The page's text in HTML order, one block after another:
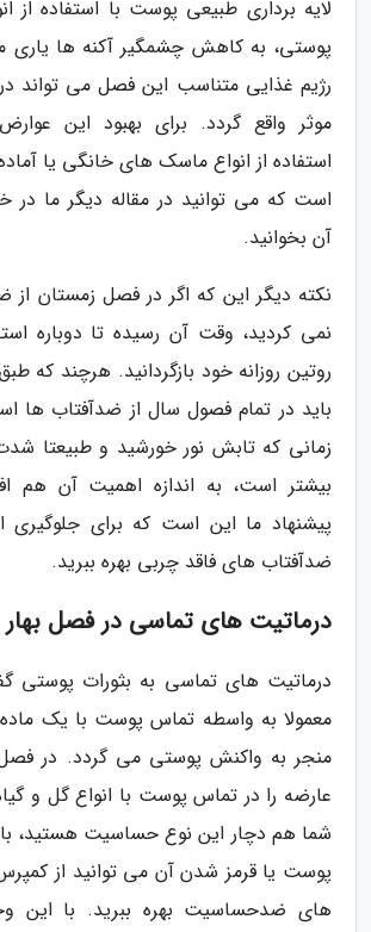
لایه برداری طبیعی پوست با استفاده
پوستی، به کاهش چشمگیر آکنه ها یاری
رژیم غذایی متناسب این فصل می تواند
موثر واقع گردد. برای بهبود این عوارض
استفاده از انواع ماسک های خانگی یا
است که می توانید در مقاله دیگر ما در
آن بخوانید.
نکته دیگر این که اگر در فصل زمستان از
نمی کردید، وقت آن رسیده تا دوباره
روتین روزانه خود بازگردانید. هرچند که
باید در تمام فصول سال از ضدآفتاب ها
زمانی که تابش نور خورشید و طبیعتا
بیشتر است، به اندازه اهمیت آن هم
پیشنهاد ما این است که برای جلوگیری
ضدآفتاب های فاقد چربی بهره ببرید.
درماتیت های تماسی در فصل بهار
درماتیت های تماسی به بثورات پوستی
معمولا به واسطه تماس پوست با یک
منجر به واکنش پوستی می گردد. در فصل
عارضه را در تماس پوست با انواع گل و
شما هم دچار این نوع حساسیت هستید،
پوست یا قرمز شدن آن می توانید از
های ضدحساسیت بهره ببرید. با این